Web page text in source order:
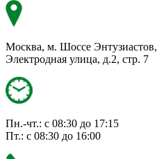
Москва, м. Шоссе Энтузиастов,
Электродная улица, д.2, стр. 7
Пн.-чт.: с 08:30 до 17:15
Пт.: с 08:30 до 16:00